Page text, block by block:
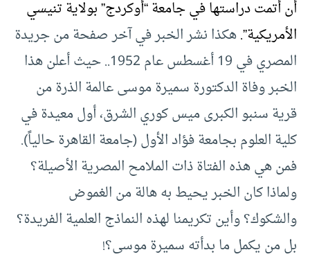
أن أتمت دراستها في جامعة “أوكردج” بولاية تنيسي
الأمريكية”.هكذا نشر الخبر في آخر صفحة من جريدة
المصري في 19 أغسطس عام 1952.. حيث أعلن هذا
الخبر وفاة الدكتورة سميرة موسى عالمة الذرة من
قرية سنبو الكبرى ميس كوري الشرق، أول معيدة في
كلية العلوم بجامعة فؤاد الأول (جامعة القاهرة حالياً).
فمن هي هذه الفتاة ذات الملامح المصرية الأصيلة؟
ولماذا كان الخبر يحيط به هالة من الغموض
والشكوك؟ وأين تكريمنا لهذه النماذج العلمية الفريدة؟
بل من يكمل ما بدأته سميرة موسى؟‍‍!